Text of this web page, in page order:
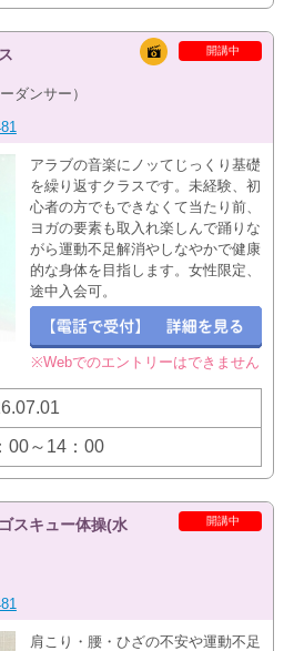
開講中
ダンサー）
アラブの音楽にノッてじっくり基礎
を繰り返すクラスです。未経験、初
心者の方でもできなくて当たり前、
ヨガの要素も取入れ楽しんで踊りな
がら運動不足解消やしなやかで健康
的な身体を目指します。女性限定、
途中入会可。
※Webでのエントリーはできません
00～14：00
開講中
スキュー体操(水
肩こり・腰・ひざの不安や運動不足